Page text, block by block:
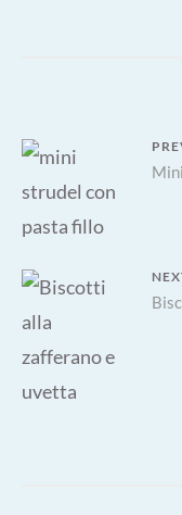
Navigazione
articoli